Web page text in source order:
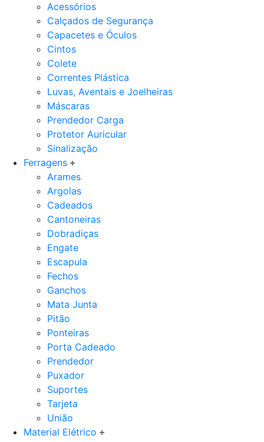
Acessórios
Calçados de Segurança
Capacetes e Óculos
Cintos
Colete
Correntes Plástica
Luvas, Aventais e Joelheiras
Máscaras
Prendedor Carga
Protetor Auricular
Sinalização
Ferragens
Arames
Argolas
Cadeados
Cantoneiras
Dobradiças
Engate
Escapula
Fechos
Ganchos
Mata Junta
Pitão
Ponteiras
Porta Cadeado
Prendedor
Puxador
Suportes
Tarjeta
União
Material Elétrico